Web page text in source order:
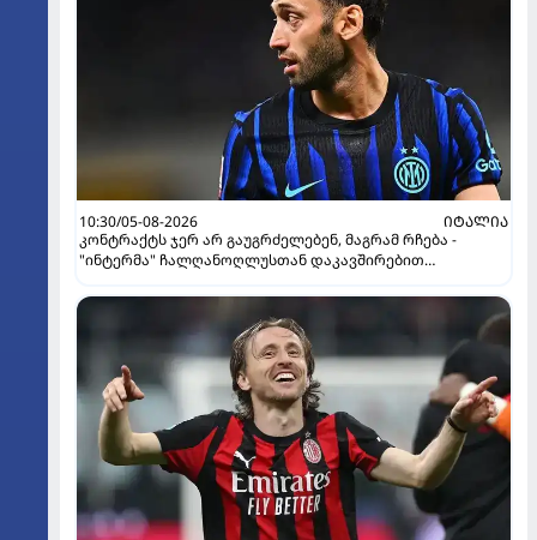
10:30/05-08-2026
ᲘᲢᲐᲚᲘᲐ
კონტრაქტს ჯერ არ გაუგრძელებენ, მაგრამ რჩება -
"ინტერმა" ჩალღანოღლუსთან დაკავშირებით